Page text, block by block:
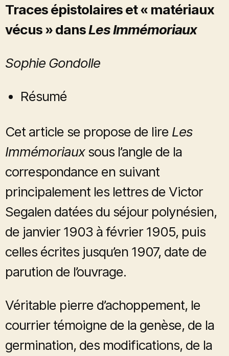
Traces épistolaires et « matériaux
vécus » dansLes Immémoriaux
Sophie Gondolle
Résumé
Cet article se propose de lire Les
Immémoriauxsous l’angle de la
correspondance en suivant
principalement les lettres de Victor
Segalen datées du séjour polynésien,
de janvier 1903 à février 1905, puis
celles écrites jusqu’en 1907, date de
parution de l’ouvrage.
Véritable pierre d’achoppement, le
courrier témoigne de la genèse, de la
germination, des modifications, de la